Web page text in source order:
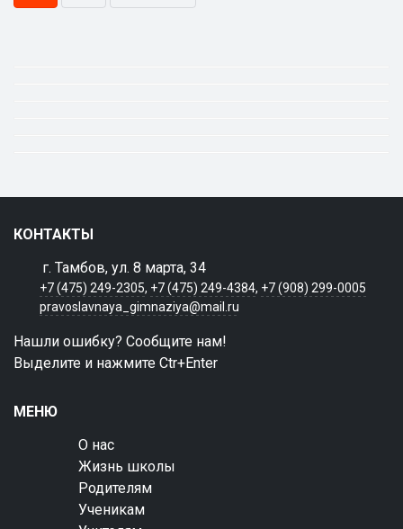
КОНТАКТЫ
г. Тамбов, ул. 8 марта, 34
+7 (475) 249-2305, +7 (475) 249-4384, +7 (908) 299-0005
pravoslavnaya_gimnaziya@mail.ru
Нашли ошибку? Сообщите нам!
Выделите и нажмите Ctr+Enter
МЕНЮ
О нас
Жизнь школы
Родителям
Ученикам